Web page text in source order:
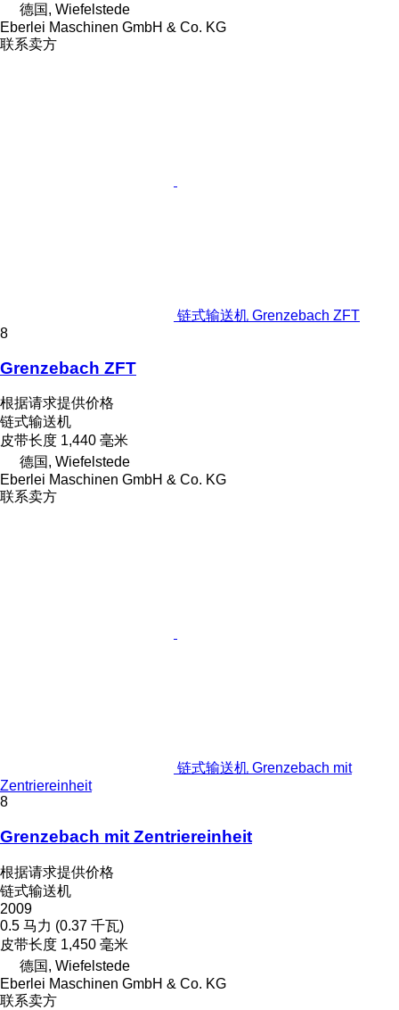
德国, Wiefelstede
Eberlei Maschinen GmbH & Co. KG
联系卖方
链式输送机 Grenzebach ZFT
8
Grenzebach ZFT
根据请求提供价格
链式输送机
皮带长度 1,440 毫米
德国, Wiefelstede
Eberlei Maschinen GmbH & Co. KG
联系卖方
链式输送机 Grenzebach mit
Zentriereinheit
8
Grenzebach mit Zentriereinheit
根据请求提供价格
链式输送机
2009
0.5 马力 (0.37 千瓦)
皮带长度 1,450 毫米
德国, Wiefelstede
Eberlei Maschinen GmbH & Co. KG
联系卖方